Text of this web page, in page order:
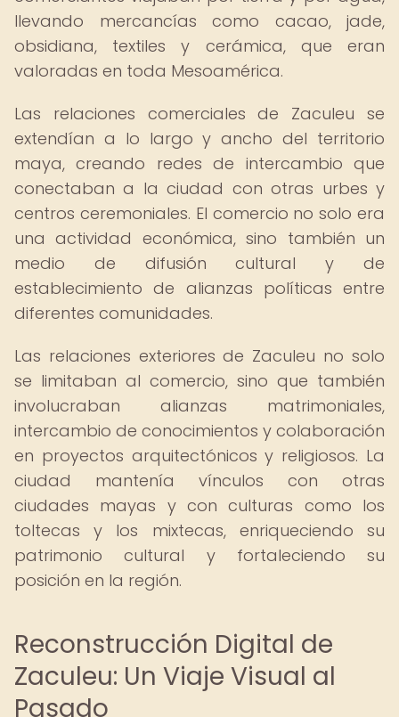
llevando mercancías como cacao, jade,
obsidiana, textiles y cerámica, que eran
valoradas en toda Mesoamérica.
Las relaciones comerciales de Zaculeu se
extendían a lo largo y ancho del territorio
maya, creando redes de intercambio que
conectaban a la ciudad con otras urbes y
centros ceremoniales. El comercio no solo era
una actividad económica, sino también un
medio de difusión cultural y de
establecimiento de alianzas políticas entre
diferentes comunidades.
Las relaciones exteriores de Zaculeu no solo
se limitaban al comercio, sino que también
involucraban alianzas matrimoniales,
intercambio de conocimientos y colaboración
en proyectos arquitectónicos y religiosos. La
ciudad mantenía vínculos con otras
ciudades mayas y con culturas como los
toltecas y los mixtecas, enriqueciendo su
patrimonio cultural y fortaleciendo su
posición en la región.
Reconstrucción Digital de
Zaculeu: Un Viaje Visual al
Pasado